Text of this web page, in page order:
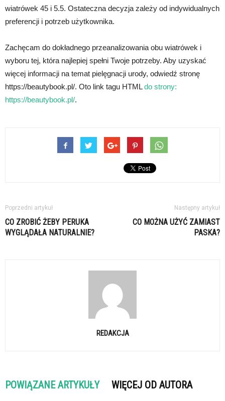
wiatrówek 45 i 5.5. Ostateczna decyzja zależy od indywidualnych
preferencji i potrzeb użytkownika.
Zachęcam do dokładnego przeanalizowania obu wiatrówek i
wyboru tej, która najlepiej spełni Twoje potrzeby. Aby uzyskać
więcej informacji na temat pielęgnacji urody, odwiedź stronę
https://beautybook.pl/. Oto link tagu HTMLdo strony:
https://beautybook.pl/.
Poprzedni artykuł
CO ZROBIĆ ŻEBY PERUKA
WYGLĄDAŁA NATURALNIE?
Następny artykuł
CO MOŻNA UŻYĆ ZAMIAST
PASKA?
REDAKCJA
POWIĄZANE ARTYKUŁY WIĘCEJ OD AUTORA